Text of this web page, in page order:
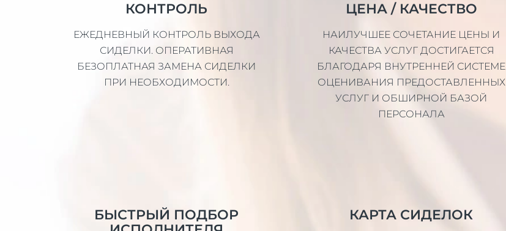
КОНТРОЛЬ
ЕЖЕДНЕВНЫЙ КОНТРОЛЬ ВЫХОДА
СИДЕЛКИ. ОПЕРАТИВНАЯ
БЕЗОПЛАТНАЯ ЗАМЕНА СИДЕЛКИ
ПРИ НЕОБХОДИМОСТИ.
ЦЕНА / КАЧЕСТВО
НАИЛУЧШЕЕ СОЧЕТАНИЕ ЦЕНЫ И
КАЧЕСТВА УСЛУГ ДОСТИГАЕТСЯ
БЛАГОДАРЯ ВНУТРЕННЕЙ СИСТЕМЕ
ОЦЕНИВАНИЯ ПРЕДОСТАВЛЕННЫХ
УСЛУГ И ОБШИРНОЙ БАЗОЙ
ПЕРСОНАЛА
БЫСТРЫЙ ПОДБОР
КАРТА СИДЕЛОК